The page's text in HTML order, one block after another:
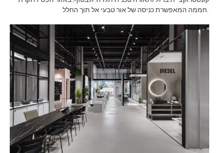
חממה המאפשרת כניסה של אור טבעי אל תוך החלל.